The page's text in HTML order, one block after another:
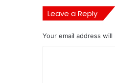
Leave a Reply
Your email address